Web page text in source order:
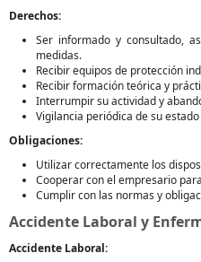
Derechos:
Ser informado y consultado,
medidas.
Recibir equipos de protección
Recibir formación teórica y
Interrumpir su actividad y
Vigilancia periódica de su
Obligaciones:
Utilizar correctamente los
Cooperar con el empresario
Cumplir con las normas y
Accidente Laboral y
Accidente Laboral: